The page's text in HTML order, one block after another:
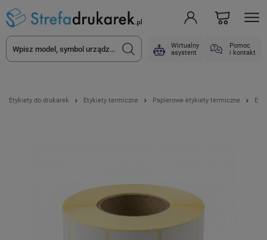
Wirtualny
asystent
Pomoc
i kontakt
Etykiety do drukarek Etykiety termiczne Papierowe etykiety termiczne